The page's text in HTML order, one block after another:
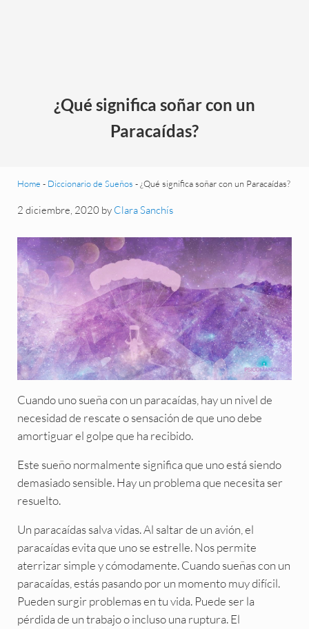
¿Qué significa soñar con un
Paracaídas?
Home - Diccionario de Sueños -¿Qué significa soñar con un Paracaídas?
2 diciembre, 2020 by Clara Sanchís
Cuando uno sueña con un paracaídas, hay un nivel de
necesidad de rescate o sensación de que uno debe
amortiguar el golpe que ha recibido.
Este sueño normalmente significa que uno está siendo
demasiado sensible. Hay un problema que necesita ser
resuelto.
Un paracaídas salva vidas. Al saltar de un avión, el
paracaídas evita que uno se estrelle. Nos permite
aterrizar simple y cómodamente. Cuando sueñas con un
paracaídas, estás pasando por un momento muy difícil.
Pueden surgir problemas en tu vida. Puede ser la
pérdida de un trabajo o incluso una ruptura. El